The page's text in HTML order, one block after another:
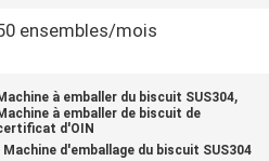
ensembles/mois
à emballer du biscuit SUS304,
à emballer de biscuit de
d'OIN
Machine d'emballage du biscuit SUS304